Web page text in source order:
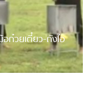
ก๋วยเตี๋ยว-ถังไอ